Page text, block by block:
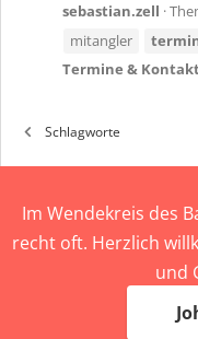
sebastian.zell
mitangler
Termine &
Schlagworte
Im Wendekreis des
recht oft. Herzlich
und